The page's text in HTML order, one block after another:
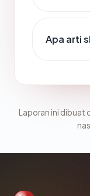
Apa arti
Laporan ini dibuat